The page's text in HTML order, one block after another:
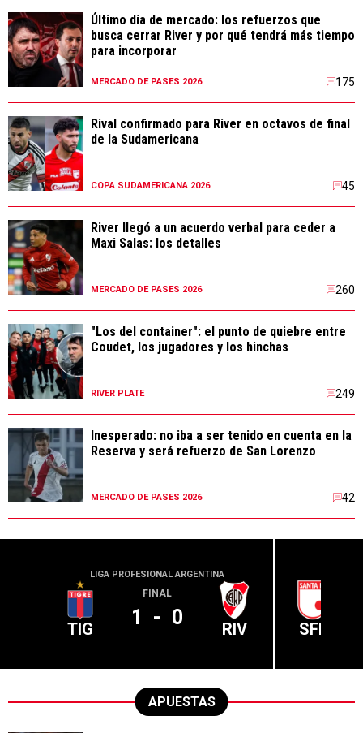
Último día de mercado: los refuerzos que
busca cerrar River y por qué tendrá más tiempo
para incorporar
MERCADO DE PASES 2026 175
Rival confirmado para River en octavos de final
de la Sudamericana
COPA SUDAMERICANA 2026 45
River llegó a un acuerdo verbal para ceder a
Maxi Salas: los detalles
MERCADO DE PASES 2026 260
"Los del container": el punto de quiebre entre
Coudet, los jugadores y los hinchas
RIVER PLATE 249
Inesperado: no iba a ser tenido en cuenta en la
Reserva y será refuerzo de San Lorenzo
MERCADO DE PASES 2026 42
LIGA PROFESIONAL ARGENTINA
TIG
FINAL
1 - 0 RIV SFE
APUESTAS